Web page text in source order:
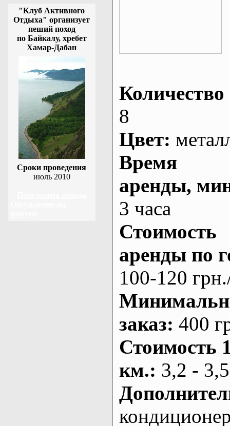
"Клуб Активного
Отдыха" организует
пеший поход
по Байкалу, хребет
Хамар-Дабан
Сроки проведения
июль 2010
Количество
8
Цвет:
Время
аренды,
3 часа
Стоимость
аренды по
100-120
заказ: 400
Стоимость
км.: 3,2 -